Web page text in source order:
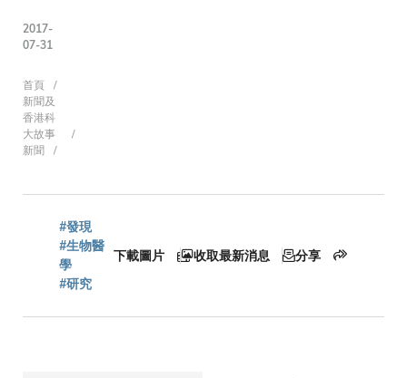
2017-
07-31
導
航
連
結
首頁
新聞及
香港科
大故事
新聞
#發現
#生物醫
學
#研究
下載圖片 收取最新消息 分享